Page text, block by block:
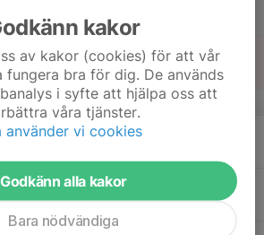
v.47
kakor
av kakor (cookies) för att vår
fungera bra för dig. De används
i syfte att hjälpa oss att
våra tjänster.
använder vi cookies
Godkänn alla kakor
Bara nödvändiga